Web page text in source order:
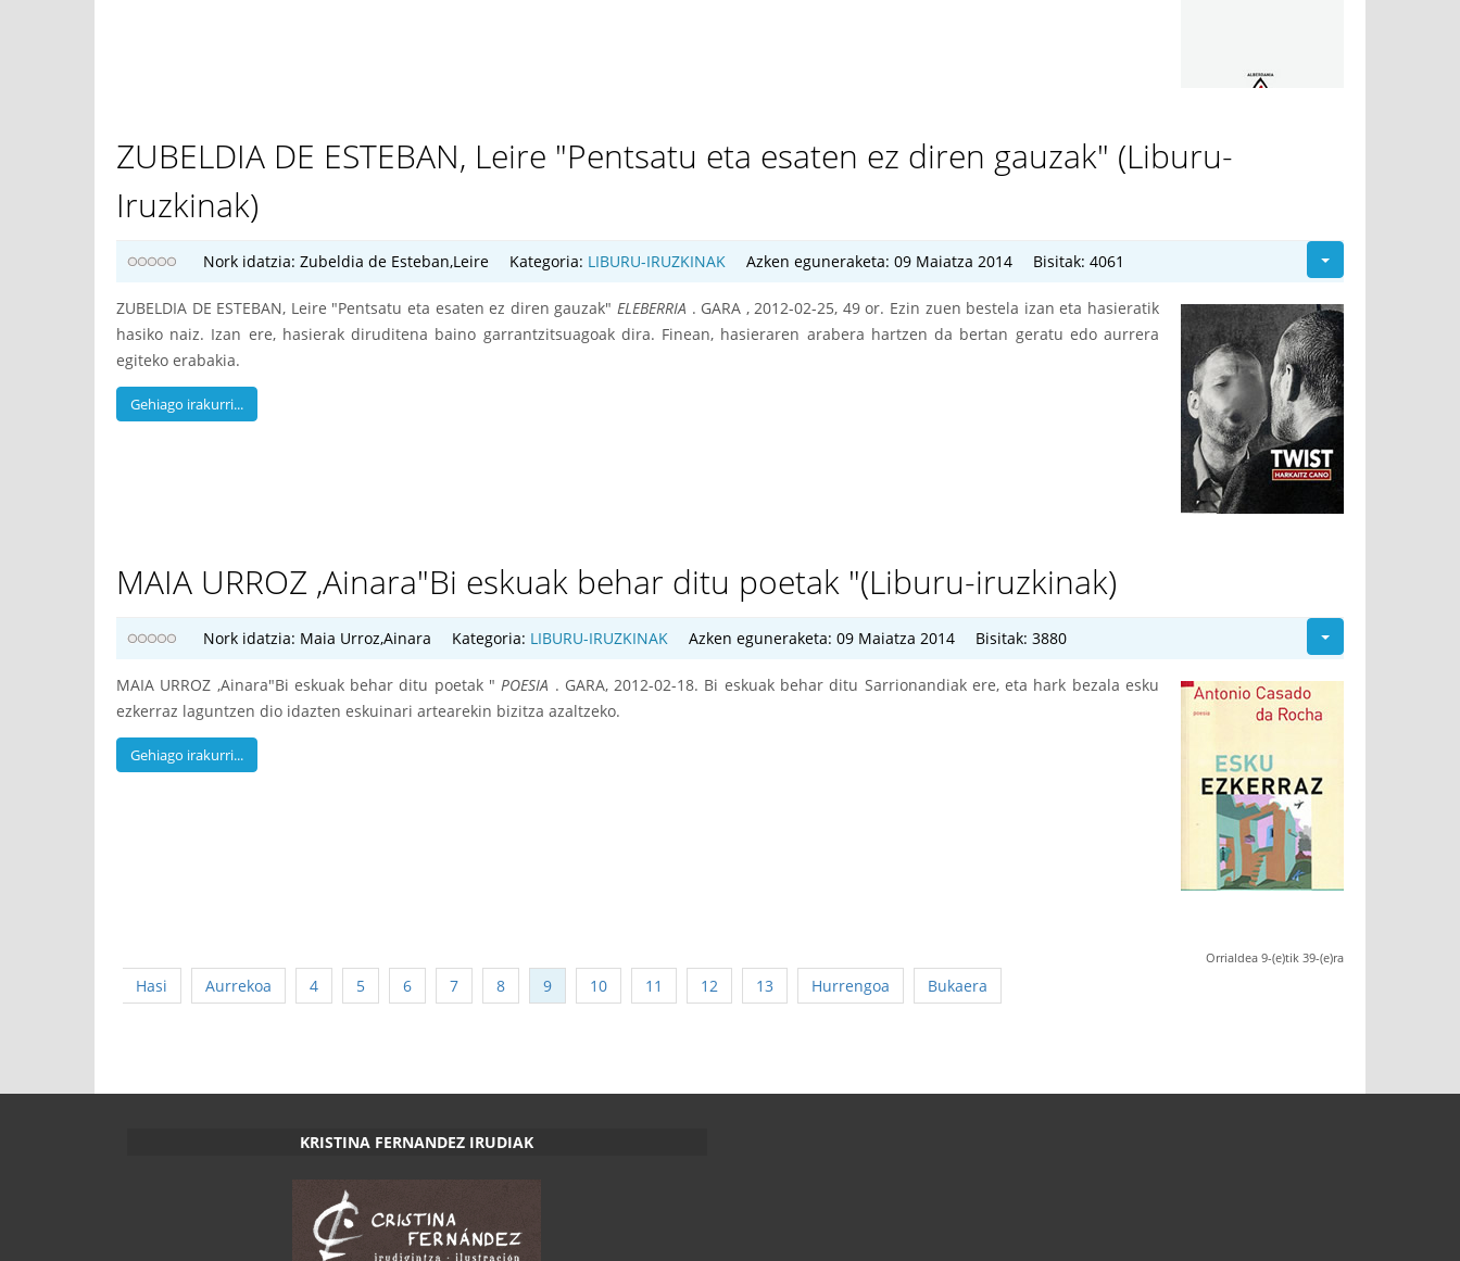
ZUBELDIA DE ESTEBAN, Leire "Pentsatu eta esaten ez diren gauzak" (Liburu-
Iruzkinak)
Nork idatzia: Zubeldia de Esteban,Leire Kategoria: LIBURU-IRUZKINAK Azken eguneraketa: 09 Maiatza 2014 Bisitak: 4061
ZUBELDIA DE ESTEBAN, Leire "Pentsatu eta esaten ez diren gauzak" ELEBERRIA . GARA , 2012-02-25, 49 or. Ezin zuen bestela izan eta hasieratik
hasiko naiz. Izan ere, hasierak diruditena baino garrantzitsuagoak dira. Finean, hasieraren arabera hartzen da bertan geratu edo aurrera
egiteko erabakia.
Gehiago irakurri...
MAIA URROZ ,Ainara"Bi eskuak behar ditu poetak "(Liburu-iruzkinak)
Nork idatzia: Maia Urroz,Ainara Kategoria: LIBURU-IRUZKINAK Azken eguneraketa: 09 Maiatza 2014 Bisitak: 3880
MAIA URROZ ,Ainara"Bi eskuak behar ditu poetak "POESIA . GARA, 2012-02-18. Bi eskuak behar ditu Sarrionandiak ere, eta hark bezala esku
ezkerraz laguntzen dio idazten eskuinari artearekin bizitza azaltzeko.
Gehiago irakurri...
Orrialdea 9-(e)tik 39-(e)ra
Hasi Aurrekoa 4 5 6 7 8 9 10 11 12 13 Hurrengoa Bukaera
KRISTINA FERNANDEZ IRUDIAK